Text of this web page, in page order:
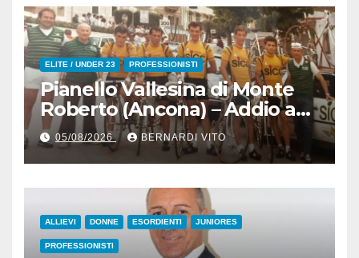
ELITE / UNDER 23 PROFESSIONISTI
Pianello Vallesina di Monte
Roberto (Ancona) – Addio ad
Alderino Bartoloni, Direttore
Sportivo rigorosamente
Gentile
05/08/2026 BERNARDI VITO
ALLIEVI DONNE ESORDIENTI JUNIORES
PROFESSIONISTI